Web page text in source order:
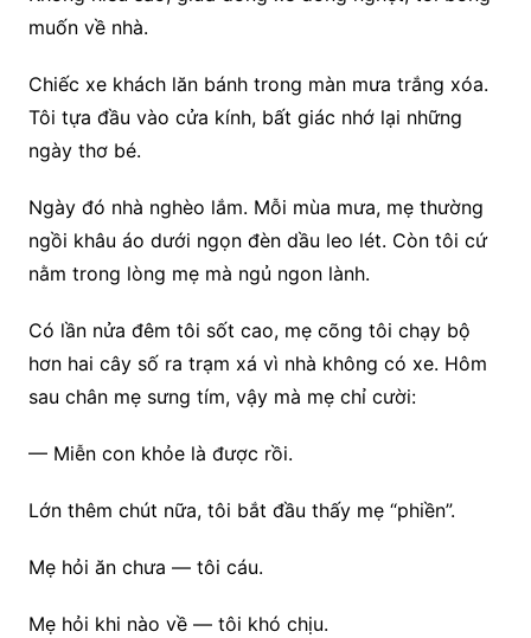
muốn về nhà.
Chiếc xe khách lăn bánh trong màn mưa trắng xóa.
Tôi tựa đầu vào cửa kính, bất giác nhớ lại những
ngày thơ bé.
Ngày đó nhà nghèo lắm. Mỗi mùa mưa, mẹ thường
ngồi khâu áo dưới ngọn đèn dầu leo lét. Còn tôi cứ
nằm trong lòng mẹ mà ngủ ngon lành.
Có lần nửa đêm tôi sốt cao, mẹ cõng tôi chạy bộ
hơn hai cây số ra trạm xá vì nhà không có xe. Hôm
sau chân mẹ sưng tím, vậy mà mẹ chỉ cười:
— Miễn con khỏe là được rồi.
Lớn thêm chút nữa, tôi bắt đầu thấy mẹ “phiền”.
Mẹ hỏi ăn chưa — tôi cáu.
Mẹ hỏi khi nào về — tôi khó chịu.